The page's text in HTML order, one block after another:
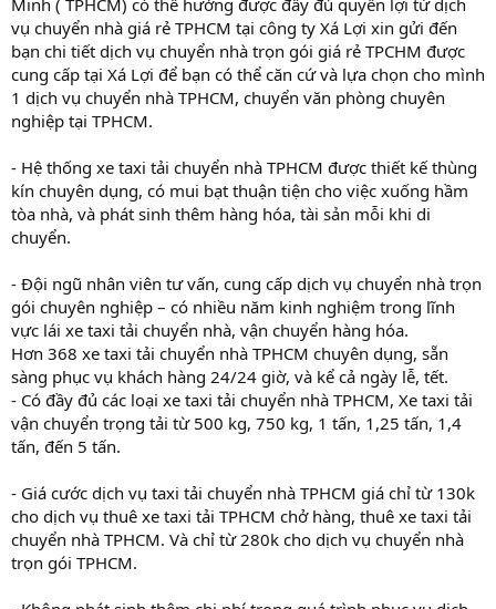
vụ chuyển nhà giá rẻ TPHCM tại công ty Xá Lợi xin gửi đến
bạn chi tiết dịch vụ chuyển nhà trọn gói giá rẻ TPCHM được
cung cấp tại Xá Lợi để bạn có thể căn cứ và lựa chọn cho mình
1 dịch vụ chuyển nhà TPHCM, chuyển văn phòng chuyên
nghiệp tại TPHCM.
- Hệ thống xe taxi tải chuyển nhà TPHCM được thiết kế thùng
kín chuyên dụng, có mui bạt thuận tiện cho việc xuống hầm
tòa nhà, và phát sinh thêm hàng hóa, tài sản mỗi khi di
chuyển.
- Đội ngũ nhân viên tư vấn, cung cấp dịch vụ chuyển nhà trọn
gói chuyên nghiệp – có nhiều năm kinh nghiệm trong lĩnh
vực lái xe taxi tải chuyển nhà, vận chuyển hàng hóa.
Hơn 368 xe taxi tải chuyển nhà TPHCM chuyên dụng, sẵn
sàng phục vụ khách hàng 24/24 giờ, và kể cả ngày lễ, tết.
- Có đầy đủ các loại xe taxi tải chuyển nhà TPHCM, Xe taxi tải
vận chuyển trọng tải từ 500 kg, 750 kg, 1 tấn, 1,25 tấn, 1,4
tấn, đến 5 tấn.
- Giá cước dịch vụ taxi tải chuyển nhà TPHCM giá chỉ từ 130k
cho dịch vụ thuê xe taxi tải TPHCM chở hàng, thuê xe taxi tải
chuyển nhà TPHCM. Và chỉ từ 280k cho dịch vụ chuyển nhà
trọn gói TPHCM.